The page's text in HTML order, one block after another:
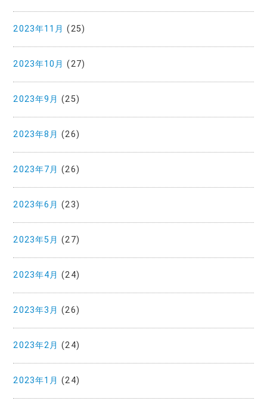
2023年11月 (25)
2023年10月 (27)
2023年9月 (25)
2023年8月 (26)
2023年7月 (26)
2023年6月 (23)
2023年5月 (27)
2023年4月 (24)
2023年3月 (26)
2023年2月 (24)
2023年1月 (24)